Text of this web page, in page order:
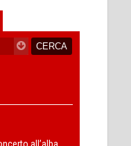
all’alba